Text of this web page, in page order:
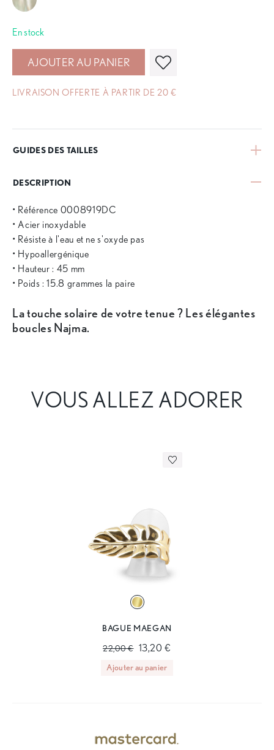
En stock
AJOUTER AU PANIER
LIVRAISON OFFERTE À PARTIR DE 20 €
GUIDES DES TAILLES
DESCRIPTION
• Référence 0008919DC
• Acier inoxydable
• Résiste à l'eau et ne s'oxyde pas
• Hypoallergénique
• Hauteur : 45 mm
• Poids : 15.8 grammes la paire
La touche solaire de votre tenue ? Les élégantes
boucles Najma.
VOUS ALLEZ ADORER
BAGUE MAEGAN
22,00 € 13,20 €
Ajouter au panier